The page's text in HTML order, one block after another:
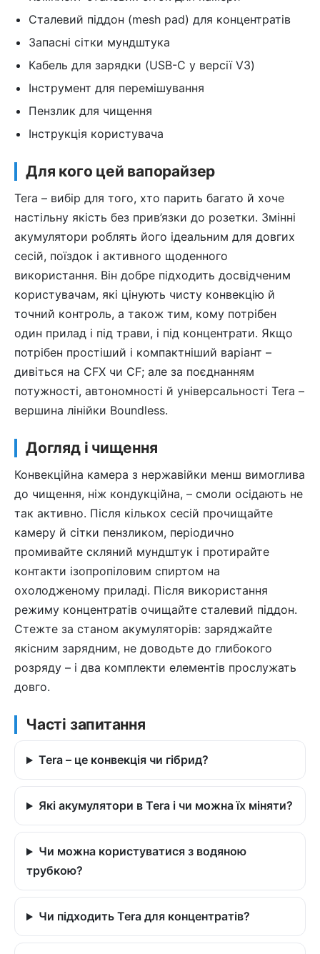
Сталевий піддон (mesh pad) для концентратів
Запасні сітки мундштука
Кабель для зарядки (USB-C у версії V3)
Інструмент для перемішування
Пензлик для чищення
Інструкція користувача
Для кого цей вапорайзер
Tera – вибір для того, хто парить багато й хоче
настільну якість без прив’язки до розетки. Змінні
акумулятори роблять його ідеальним для довгих
сесій, поїздок і активного щоденного
використання. Він добре підходить досвідченим
користувачам, які цінують чисту конвекцію й
точний контроль, а також тим, кому потрібен
один прилад і під трави, і під концентрати. Якщо
потрібен простіший і компактніший варіант –
дивіться на CFX чи CF; але за поєднанням
потужності, автономності й універсальності Tera –
вершина лінійки Boundless.
Догляд і чищення
Конвекційна камера з нержавійки менш вимоглива
до чищення, ніж кондукційна, – смоли осідають не
так активно. Після кількох сесій прочищайте
камеру й сітки пензликом, періодично
промивайте скляний мундштук і протирайте
контакти ізопропіловим спиртом на
охолодженому приладі. Після використання
режиму концентратів очищайте сталевий піддон.
Стежте за станом акумуляторів: заряджайте
якісним зарядним, не доводьте до глибокого
розряду – і два комплекти елементів прослужать
довго.
Часті запитання
Tera – це конвекція чи гібрид?
Які акумулятори в Tera і чи можна їх міняти?
Чи можна користуватися з водяною
трубкою?
Чи підходить Tera для концентратів?